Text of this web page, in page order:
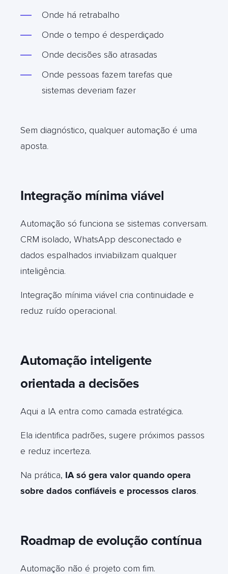
Onde há retrabalho
Onde o tempo é desperdiçado
Onde decisões são atrasadas
Onde pessoas fazem tarefas que
sistemas deveriam fazer
Sem diagnóstico, qualquer automação é uma
aposta.
Integração mínima viável
Automação só funciona se sistemas conversam.
CRM isolado, WhatsApp desconectado e
dados espalhados inviabilizam qualquer
inteligência.
Integração mínima viável cria continuidade e
reduz ruído operacional.
Automação inteligente
orientada a decisões
Aqui a IA entra como camada estratégica.
Ela identifica padrões, sugere próximos passos
e reduz incerteza.
Na prática, IA só gera valor quando opera
sobre dados confiáveis e processos claros.
Roadmap de evolução contínua
Automação não é projeto com fim.